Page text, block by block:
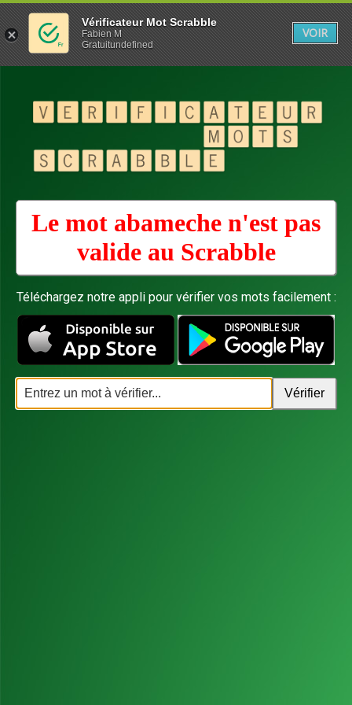
Le mot abameche n'est pas
valide au Scrabble
Téléchargez notre appli pour vérifier vos mots facilement :
Vérificateur Mot Scrabble
Fabien M
Gratuitundefined
VOIR